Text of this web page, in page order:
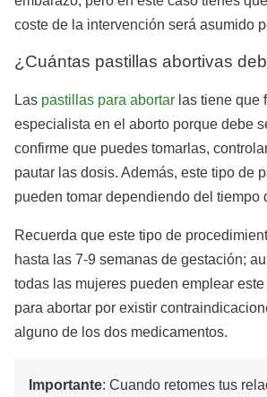
coste de la intervención será asumido
¿Cuántas pastillas abortivas
Las pastillas para abortar las tiene que
especialista en el aborto porque debe
confirme que puedes tomarlas,
pautar las dosis. Además, este tipo de
pueden tomar dependiendo del tiempo
Recuerda que este tipo de
hasta las 7-9 semanas de gestación;
todas las mujeres pueden emplear
para abortar por existir
alguno de los dos medicamentos.
Importante: Cuando retomes tus